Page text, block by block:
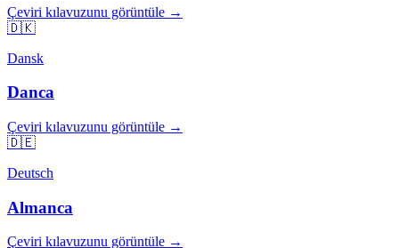
Çeviri kılavuzunu görüntüle →
🇩🇰
Dansk
Danca
Çeviri kılavuzunu görüntüle →
🇩🇪
Deutsch
Almanca
Çeviri kılavuzunu görüntüle →